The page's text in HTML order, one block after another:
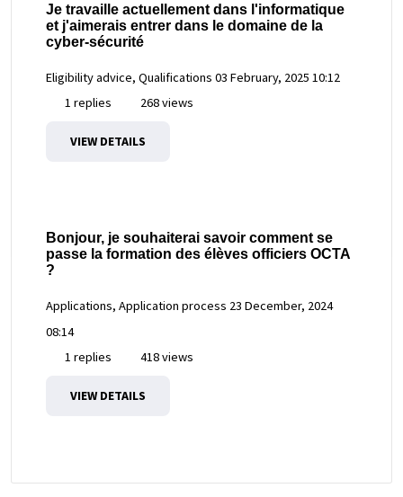
Je travaille actuellement dans l'informatique
et j'aimerais entrer dans le domaine de la
cyber-sécurité
Eligibility advice, Qualifications 03 February, 2025 10:12
1 replies
268 views
VIEW DETAILS
Bonjour, je souhaiterai savoir comment se
passe la formation des élèves officiers OCTA
?
Applications, Application process 23 December, 2024
08:14
1 replies
418 views
VIEW DETAILS